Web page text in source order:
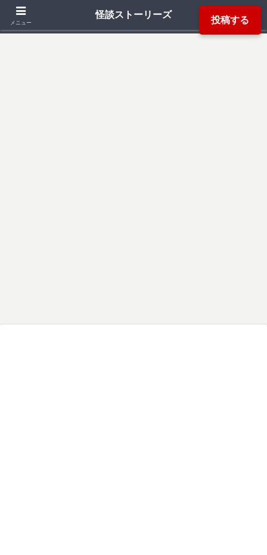
投稿する
「死ぬ程洒落にならない怖い話」「本当にあった怖い話」「都市伝説」などか
メニュー
怪談ストーリーズ
検索